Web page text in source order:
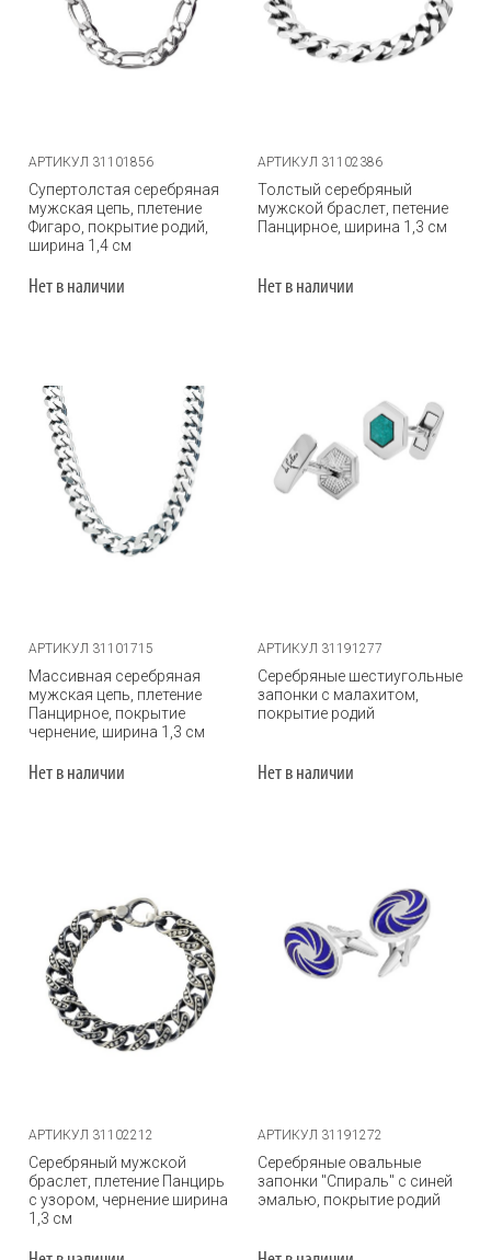
АРТИКУЛ 31101856
Супертолстая серебряная
мужская цепь, плетение
Фигаро, покрытие родий,
ширина 1,4 см
Нет в наличии
АРТИКУЛ 31102386
Толстый серебряный
мужской браслет, петение
Панцирное, ширина 1,3 см
Нет в наличии
АРТИКУЛ 31101715
Массивная серебряная
мужская цепь, плетение
Панцирное, покрытие
чернение, ширина 1,3 см
Нет в наличии
АРТИКУЛ 31191277
Серебряные шестиугольные
запонки с малахитом,
покрытие родий
Нет в наличии
АРТИКУЛ 31102212
Серебряный мужской
браслет, плетение Панцирь
с узором, чернение ширина
1,3 см
АРТИКУЛ 31191272
Серебряные овальные
запонки "Спираль" с синей
эмалью, покрытие родий